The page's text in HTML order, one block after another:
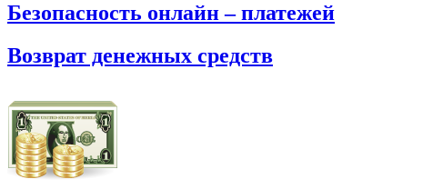
Безопасность онлайн – платежей
Возврат денежных средств